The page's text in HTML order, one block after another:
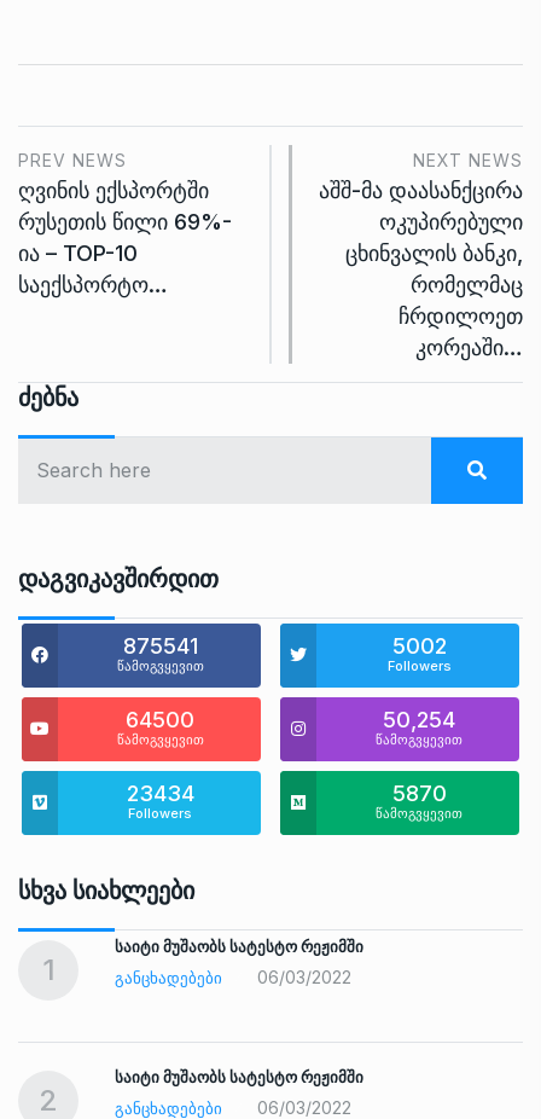
PREV NEWS
ღვინის ექსპორტში
რუსეთის წილი 69%-
ია – TOP-10
საექსპორტო…
NEXT NEWS
აშშ-მა დაასანქცირა
ოკუპირებული
ცხინვალის ბანკი,
რომელმაც
ჩრდილოეთ
კორეაში…
Ძებნა
Დაგვიკავშირდით
875541
წამოგვყევით
5002
Followers
64500
წამოგვყევით
50,254
წამოგვყევით
23434
Followers
5870
წამოგვყევით
Სხვა Სიახლეები
1
საიტი მუშაობს სატესტო რეჟიმში
ᲒᲐᲜᲪᲮᲐᲓᲔᲑᲔᲑᲘ
06/03/2022
2
საიტი მუშაობს სატესტო რეჟიმში
ᲒᲐᲜᲪᲮᲐᲓᲔᲑᲔᲑᲘ
06/03/2022